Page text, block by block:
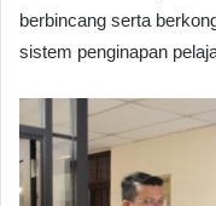
berbincang serta
sistem penginapan